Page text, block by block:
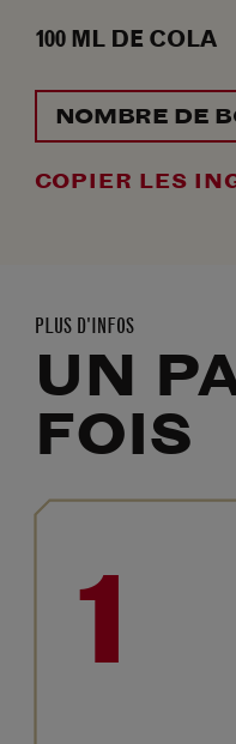
100MLDE COLA
NOMBRE DE
COPIER LES
PLUS D'INFOS
UN
FOIS
1